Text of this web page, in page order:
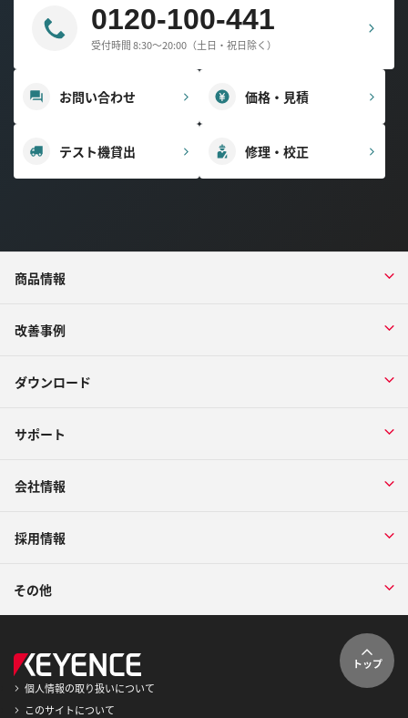
0120-100-441
受付時間 8:30～20:00（土日・祝日除く）
お問い合わせ 価格・見積
テスト機貸出 修理・校正
商品情報
改善事例
ダウンロード
サポート
会社情報
採用情報
その他
トップ
個人情報の取り扱いについて
このサイトについて